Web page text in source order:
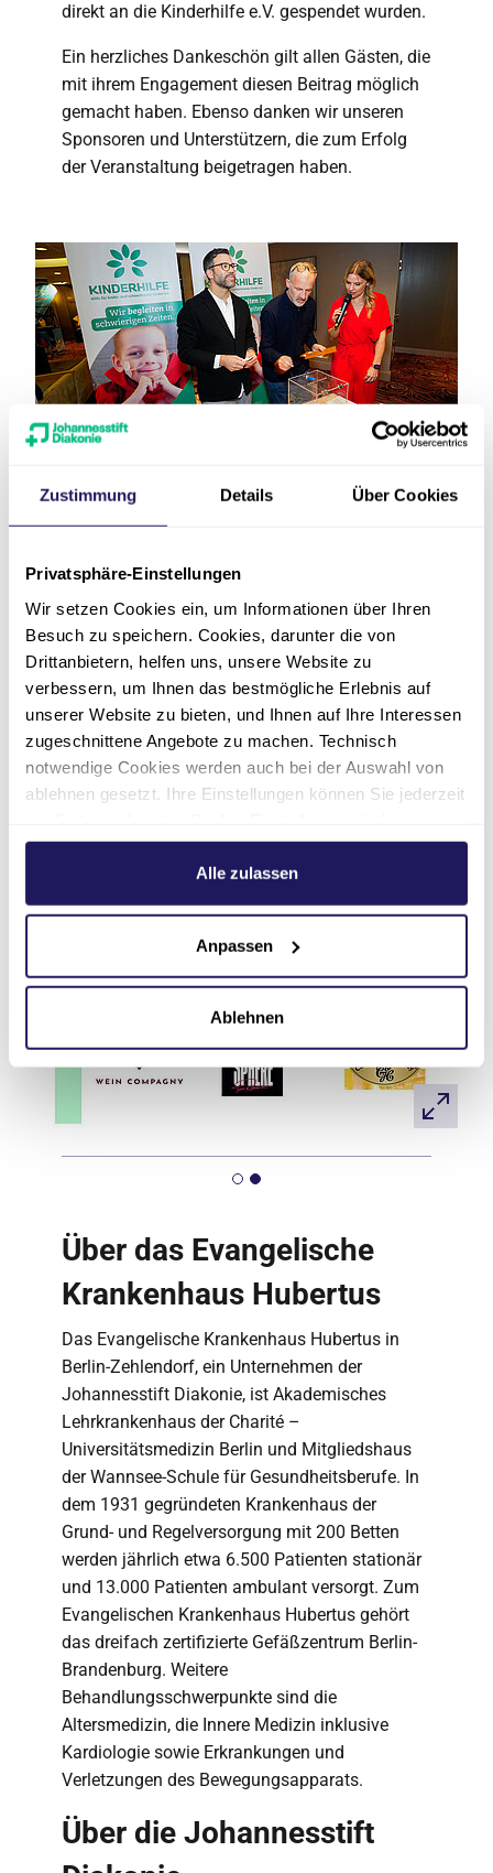
Zustimmung Details Über Cookies
Privatsphäre-Einstellungen
Wir setzen Cookies ein, um Informationen über Ihren
Besuch zu speichern. Cookies, darunter die von
Drittanbietern, helfen uns, unsere Website zu
verbessern, um Ihnen das bestmögliche Erlebnis auf
unserer Website zu bieten, und Ihnen auf Ihre Interessen
zugeschnittene Angebote zu machen. Technisch
notwendige Cookies werden auch bei der Auswahl von
ablehnen gesetzt. Ihre Einstellungen können Sie jederzeit
Weitere Informationen hierzu finden Sie in unserer
.
Alle zulassen
Anpassen
Ablehnen
direkt an die Kinderhilfe e.V. gespendet wurden.
Ein herzliches Dankeschön gilt allen Gästen, die
mit ihrem Engagement diesen Beitrag möglich
gemacht haben. Ebenso danken wir unseren
Sponsoren und Unterstützern, die zum Erfolg
der Veranstaltung beigetragen haben.
Ausblick
„Der Austausch zwischen Spitzen-Medizin und
Spitzen-Gastronomie zeigt uns, wie wertvoll es
ist, voneinander zu lernen. Dieses Miteinander
wollen wir auch künftig – mit anderen
Branchen – fortführen:
mit Blick auf eine noch
stärkere interkulturelle und
interprofessionelle Zusammenarbeit“, betonte
Abschluss.
Über das Evangelische
Krankenhaus Hubertus
Das Evangelische Krankenhaus Hubertus in
Berlin-Zehlendorf, ein Unternehmen der
Johannesstift Diakonie, ist Akademisches
Lehrkrankenhaus der Charité –
Universitätsmedizin Berlin und Mitgliedshaus
der Wannsee-Schule für Gesundheitsberufe. In
dem 1931 gegründeten Krankenhaus der
Grund- und Regelversorgung mit 200 Betten
werden jährlich etwa 6.500 Patienten stationär
und 13.000 Patienten ambulant versorgt. Zum
Evangelischen Krankenhaus Hubertus gehört
das dreifach zertifizierte Gefäßzentrum Berlin-
Brandenburg. Weitere
Behandlungsschwerpunkte sind die
Altersmedizin, die Innere Medizin inklusive
Kardiologie sowie Erkrankungen und
Verletzungen des Bewegungsapparats.
Über die Johannesstift